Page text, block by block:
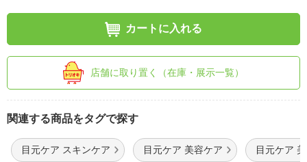
カートに入れる
店舗に取り置く（在庫・展示一覧）
関連する商品をタグで探す
目元ケア スキンケア 目元ケア 美容ケア 目元ケア